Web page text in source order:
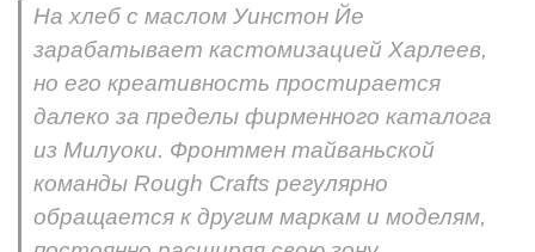
На хлеб с маслом Уинстон Йе
зарабатывает кастомизацией Харлеев,
но его креативность простирается
далеко за пределы фирменного каталога
из Милуоки. Фронтмен тайваньской
команды Rough Crafts регулярно
обращается к другим маркам и моделям,